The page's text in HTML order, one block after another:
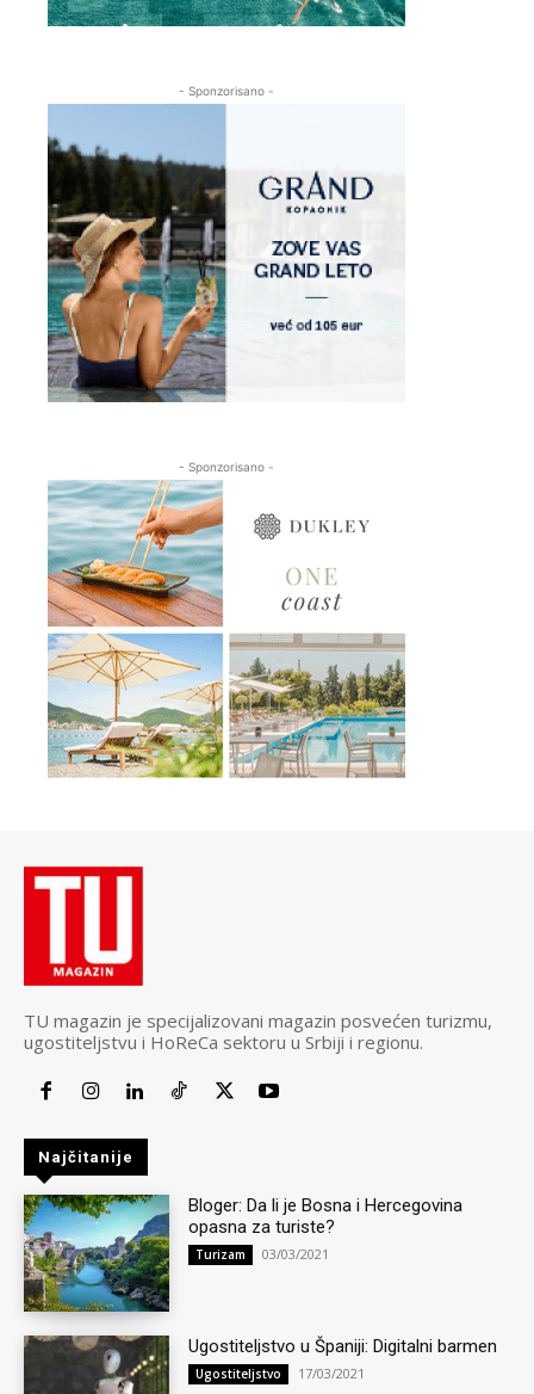
- Sponzorisano -
- Sponzorisano -
TU magazin je specijalizovani magazin posvećen turizmu,
ugostiteljstvu i HoReCa sektoru u Srbiji i regionu.
Najčitanije
Bloger: Da li je Bosna i Hercegovina
opasna za turiste?
Turizam 03/03/2021
Ugostiteljstvo u Španiji: Digitalni barmen
Ugostiteljstvo 17/03/2021